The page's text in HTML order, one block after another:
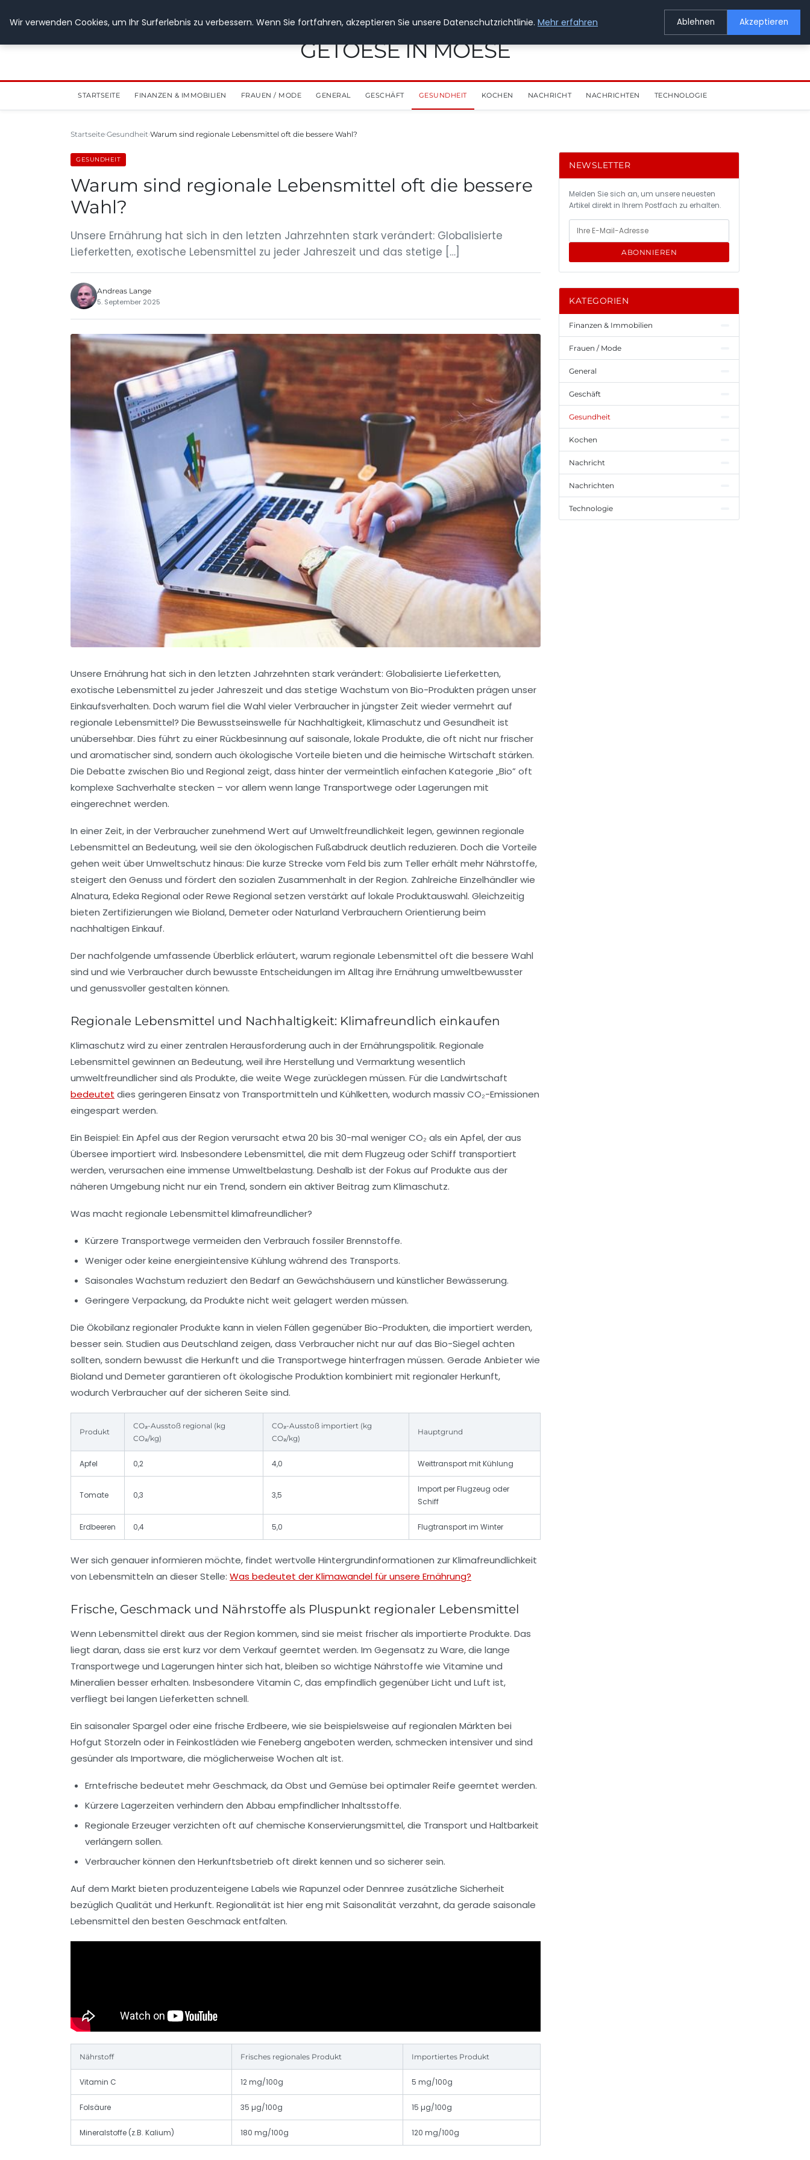
GETOESE IN MOESE
STARTSEITE FINANZEN & IMMOBILIEN FRAUEN / MODE GENERAL GESCHÄFT GESUNDHEIT KOCHEN NACHRICHT NACHRICHTEN TECHNOLOGIE
Startseite Gesundheit Warum sind regionale Lebensmittel oft die bessere Wahl?
GESUNDHEIT
Warum sind regionale Lebensmittel oft die bessere
Wahl?
Unsere Ernährung hat sich in den letzten Jahrzehnten stark verändert: Globalisierte
Lieferketten, exotische Lebensmittel zu jeder Jahreszeit und das stetige […]
Andreas Lange
5. September 2025
Unsere Ernährung hat sich in den letzten Jahrzehnten stark verändert: Globalisierte Lieferketten,
exotische Lebensmittel zu jeder Jahreszeit und das stetige Wachstum von Bio-Produkten prägen unser
Einkaufsverhalten. Doch warum fiel die Wahl vieler Verbraucher in jüngster Zeit wieder vermehrt auf
regionale Lebensmittel? Die Bewusstseinswelle für Nachhaltigkeit, Klimaschutz und Gesundheit ist
unübersehbar. Dies führt zu einer Rückbesinnung auf saisonale, lokale Produkte, die oft nicht nur frischer
und aromatischer sind, sondern auch ökologische Vorteile bieten und die heimische Wirtschaft stärken.
Die Debatte zwischen Bio und Regional zeigt, dass hinter der vermeintlich einfachen Kategorie „Bio” oft
komplexe Sachverhalte stecken – vor allem wenn lange Transportwege oder Lagerungen mit
eingerechnet werden.
In einer Zeit, in der Verbraucher zunehmend Wert auf Umweltfreundlichkeit legen, gewinnen regionale
Lebensmittel an Bedeutung, weil sie den ökologischen Fußabdruck deutlich reduzieren. Doch die Vorteile
gehen weit über Umweltschutz hinaus: Die kurze Strecke vom Feld bis zum Teller erhält mehr Nährstoffe,
steigert den Genuss und fördert den sozialen Zusammenhalt in der Region. Zahlreiche Einzelhändler wie
Alnatura,Edeka Regional oderRewe Regional setzen verstärkt auf lokale Produktauswahl. Gleichzeitig
bieten Zertifizierungen wie Bioland,DemeteroderNaturland Verbrauchern Orientierung beim
nachhaltigen Einkauf.
Der nachfolgende umfassende Überblick erläutert, warum regionale Lebensmittel oft die bessere Wahl
sind und wie Verbraucher durch bewusste Entscheidungen im Alltag ihre Ernährung umweltbewusster
und genussvoller gestalten können.
Regionale Lebensmittel und Nachhaltigkeit: Klimafreundlich einkaufen
Klimaschutz wird zu einer zentralen Herausforderung auch in der Ernährungspolitik. Regionale
Lebensmittel gewinnen an Bedeutung, weil ihre Herstellung und Vermarktung wesentlich
umweltfreundlicher sind als Produkte, die weite Wege zurücklegen müssen. Für die Landwirtschaft
bedeutet dies geringeren Einsatz von Transportmitteln und Kühlketten, wodurch massiv CO₂-Emissionen
eingespart werden.
Ein Beispiel: Ein Apfel aus der Region verursacht etwa 20 bis 30-mal weniger CO₂ als ein Apfel, der aus
Übersee importiert wird. Insbesondere Lebensmittel, die mit dem Flugzeug oder Schiff transportiert
werden, verursachen eine immense Umweltbelastung. Deshalb ist der Fokus auf Produkte aus der
näheren Umgebung nicht nur ein Trend, sondern ein aktiver Beitrag zum Klimaschutz.
Was macht regionale Lebensmittel klimafreundlicher?
Kürzere Transportwege vermeiden den Verbrauch fossiler Brennstoffe.
Weniger oder keine energieintensive Kühlung während des Transports.
Saisonales Wachstum reduziert den Bedarf an Gewächshäusern und künstlicher Bewässerung.
Geringere Verpackung, da Produkte nicht weit gelagert werden müssen.
Die Ökobilanz regionaler Produkte kann in vielen Fällen gegenüber Bio-Produkten, die importiert werden,
besser sein. Studien aus Deutschland zeigen, dass Verbraucher nicht nur auf das Bio-Siegel achten
sollten, sondern bewusst die Herkunft und die Transportwege hinterfragen müssen. Gerade Anbieter wie
Bioland und Demetergarantieren oft ökologische Produktion kombiniert mit regionaler Herkunft,
wodurch Verbraucher auf der sicheren Seite sind.
Produkt
CO₂-Ausstoß regional (kg
CO₂/kg)
CO₂-Ausstoß importiert (kg
CO₂/kg)
Hauptgrund
Apfel 0,2 4,0 Weittransport mit Kühlung
Tomate 0,3 3,5
Import per Flugzeug oder
Schiff
Erdbeeren 0,4 5,0 Flugtransport im Winter
Wer sich genauer informieren möchte, findet wertvolle Hintergrundinformationen zur Klimafreundlichkeit
von Lebensmitteln an dieser Stelle: Was bedeutet der Klimawandel für unsere Ernährung?
Frische, Geschmack und Nährstoffe als Pluspunkt regionaler Lebensmittel
Wenn Lebensmittel direkt aus der Region kommen, sind sie meist frischer als importierte Produkte. Das
liegt daran, dass sie erst kurz vor dem Verkauf geerntet werden. Im Gegensatz zu Ware, die lange
Transportwege und Lagerungen hinter sich hat, bleiben so wichtige Nährstoffe wie Vitamine und
Mineralien besser erhalten. Insbesondere Vitamin C, das empfindlich gegenüber Licht und Luft ist,
verfliegt bei langen Lieferketten schnell.
Ein saisonaler Spargel oder eine frische Erdbeere, wie sie beispielsweise auf regionalen Märkten bei
Hofgut Storzeln oder in Feinkostläden wie Feneberg angeboten werden, schmecken intensiver und sind
gesünder als Importware, die möglicherweise Wochen alt ist.
Erntefrische bedeutet mehr Geschmack, da Obst und Gemüse bei optimaler Reife geerntet werden.
Kürzere Lagerzeiten verhindern den Abbau empfindlicher Inhaltsstoffe.
Regionale Erzeuger verzichten oft auf chemische Konservierungsmittel, die Transport und Haltbarkeit
verlängern sollen.
Verbraucher können den Herkunftsbetrieb oft direkt kennen und so sicherer sein.
Auf dem Markt bieten produzenteigene Labels wie Rapunzel oderDennree zusätzliche Sicherheit
bezüglich Qualität und Herkunft. Regionalität ist hier eng mit Saisonalität verzahnt, da gerade saisonale
Lebensmittel den besten Geschmack entfalten.
Nährstoff Frisches regionales Produkt Importiertes Produkt
Vitamin C 12 mg/100g 5 mg/100g
Folsäure 35 µg/100g 15 µg/100g
Mineralstoffe (z.B. Kalium) 180 mg/100g 120 mg/100g
NEWSLETTER
Melden Sie sich an, um unsere neuesten
Artikel direkt in Ihrem Postfach zu erhalten.
ABONNIEREN
KATEGORIEN
Finanzen & Immobilien
Frauen / Mode
General
Geschäft
Gesundheit
Kochen
Nachricht
Nachrichten
Technologie
Wir verwenden Cookies, um Ihr Surferlebnis zu verbessern. Wenn Sie fortfahren, akzeptieren Sie unsere Datenschutzrichtlinie. Mehr erfahren Ablehnen Akzeptieren